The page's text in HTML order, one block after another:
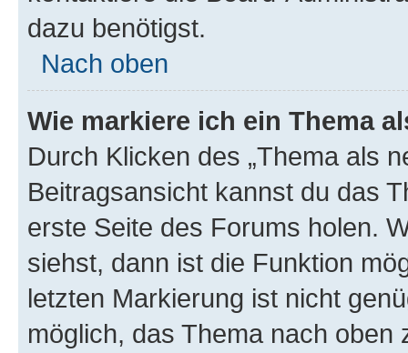
dazu benötigst.
Nach oben
Wie markiere ich ein Thema
Durch Klicken des „Thema als
Beitragsansicht kannst du das
erste Seite des Forums holen.
siehst, dann ist die Funktion
letzten Markierung ist nicht
möglich, das Thema nach oben